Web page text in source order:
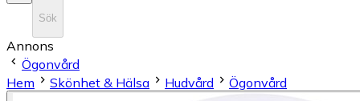
Sök
Annons
Ögonvård
Hem
Skönhet & Hälsa Hudvård Ögonvård